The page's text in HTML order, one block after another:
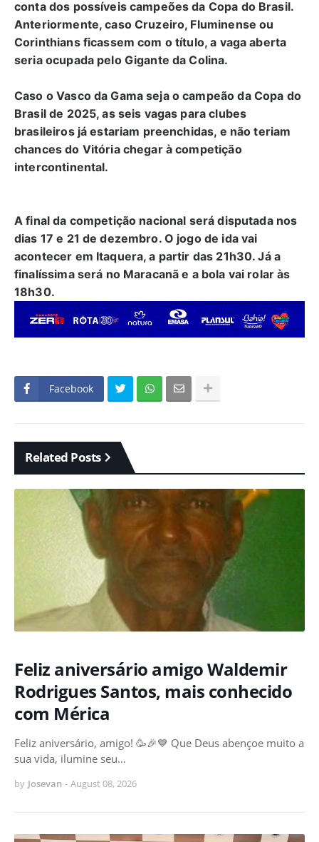
conta dos possíveis campeões da Copa do Brasil.
Anteriormente, caso Cruzeiro, Fluminense ou
Corinthians ficassem com o título, a vaga aberta
seria ocupada pelo Gigante da Colina.
Caso o Vasco da Gama seja o campeão da Copa do
Brasil de 2025, as seis vagas para clubes
brasileiros já estariam preenchidas, e não teriam
chances do Vitória chegar à competição
intercontinental.
A final da competição nacional será disputada nos
dias 17 e 21 de dezembro. O jogo de ida vai
acontecer em Itaquera, a partir das 21h30. Já a
finalíssima será no Maracanã e a bola vai rolar às
18h30.
Facebook
Related Posts
Feliz aniversário amigo Waldemir
Rodrigues Santos, mais conhecido
com Mérica
Feliz aniversário, amigo! 🥳🎉💙 Que Deus abençoe muito a
sua vida, ilumine seu…
by Josevan - August 08, 2026